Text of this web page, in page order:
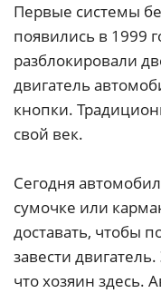
Первые системы
появились в 1999
разблокировали
двигатель
кнопки.
свой век.
Сегодня
сумочке или
доставать, чтобы
завести
что хозяин здесь.